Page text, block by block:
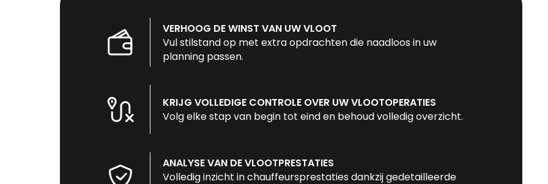
VERHOOG DE WINST VAN UW VLOOT
Vul stilstand op met extra opdrachten die naadloos in uw
planning passen.
KRIJG VOLLEDIGE CONTROLE OVER UW VLOOTOPERATIES
Volg elke stap van begin tot eind en behoud volledig overzicht.
ANALYSE VAN DE VLOOTPRESTATIES
Volledig inzicht in chauffeurs­prestaties dankzij gedetailleerde